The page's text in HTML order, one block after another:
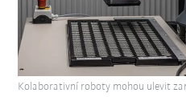
Kolaborativní roboty mohou ulevit